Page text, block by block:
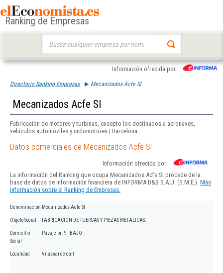
Ranking de Empresas
Información ofrecida por
Directorio Ranking Empresas Mecanizados Acfe Sl
Mecanizados Acfe Sl
Fabricación de motores y turbinas, excepto los destinados a aeronaves,
vehículos automóviles y ciclomotores | Barcelona
Datos comerciales de Mecanizados Acfe Sl
Información ofrecida por
La información del Ranking que ocupa Mecanizados Acfe Sl procede de la
base de datos de información financiera de INFORMA D&B S.A.U. (S.M.E.). Más
información sobre el Ranking de Empresas.
Denominación Mecanizados Acfe Sl
Objeto Social FABRICACION DE TUERCAS Y PIEZAS METALICAS.
Domicilio
Social
Pasaje pi , 9 - BAJO
Localidad Vilassar de dalt